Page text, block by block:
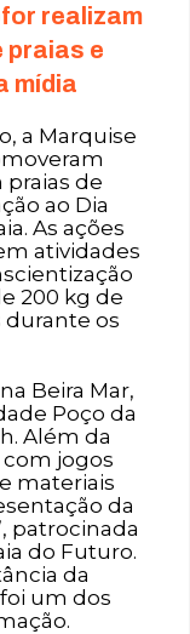
realizam
praias e
mídia
a Marquise
de
ao Dia
As ações
atividades
200 kg de
os
Beira Mar,
Poço da
Além da
jogos
materiais
da
patrocinada
do Futuro.
da
um dos